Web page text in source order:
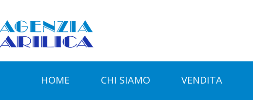
HOME CHI SIAMO VENDITA